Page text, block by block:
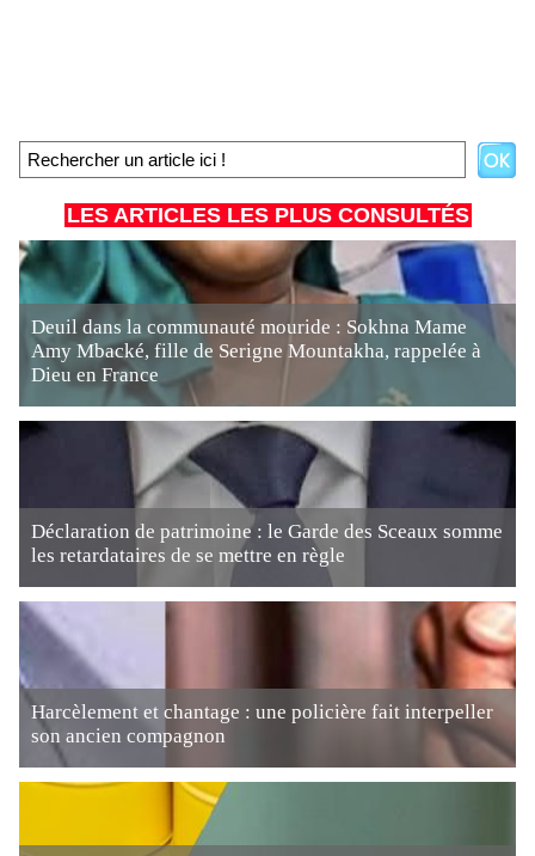
LES ARTICLES LES PLUS CONSULTÉS
Deuil dans la communauté mouride : Sokhna Mame
Amy Mbacké, fille de Serigne Mountakha, rappelée à
Dieu en France
Déclaration de patrimoine : le Garde des Sceaux somme
les retardataires de se mettre en règle
Harcèlement et chantage : une policière fait interpeller
son ancien compagnon